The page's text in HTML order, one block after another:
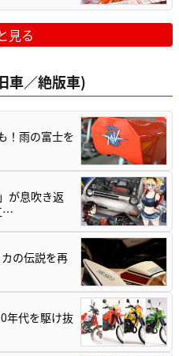
見る
車／絶版車)
！雨の富士を
が息吹き返
…
の伝説を再
年代を駆け抜